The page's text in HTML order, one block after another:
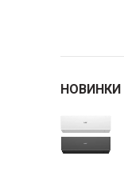
НОВИНКИ